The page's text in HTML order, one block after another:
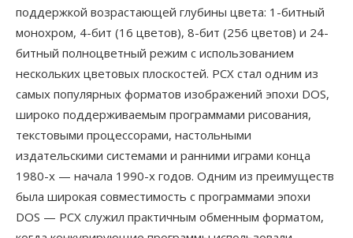
поддержкой возрастающей глубины цвета: 1-битный
монохром, 4-бит (16 цветов), 8-бит (256 цветов) и 24-
битный полноцветный режим с использованием
нескольких цветовых плоскостей. PCX стал одним из
самых популярных форматов изображений эпохи DOS,
широко поддерживаемым программами рисования,
текстовыми процессорами, настольными
издательскими системами и ранними играми конца
1980-х — начала 1990-х годов. Одним из преимуществ
была широкая совместимость с программами эпохи
DOS — PCX служил практичным обменным форматом,